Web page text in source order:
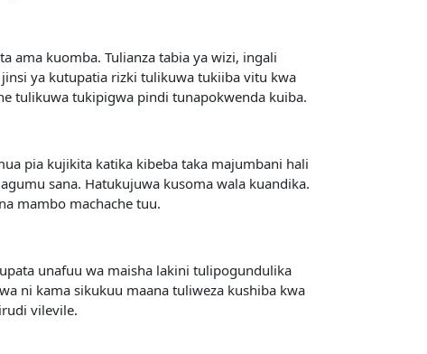
ama kuomba. Tulianza tabia ya wizi, ingali
ya kutupatia rizki tulikuwa tukiiba vitu kwa
tulikuwa tukipigwa pindi tunapokwenda kuiba.
pia kujikita katika kibeba taka majumbani hali
sana. Hatukujuwa kusoma wala kuandika.
mambo machache tuu.
unafuu wa maisha lakini tulipogundulika
ni kama sikukuu maana tuliweza kushiba kwa
vilevile.